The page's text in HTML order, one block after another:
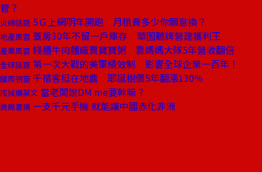
管？
火線話題 5Ｇ上網明年開跑 月租費多少你願意換？
地產風雲 蓋房30年不留一戶庫存 華固聽牌營建獲利王
產業風雲 錢櫃牛肉麵廠賣寶寶粥 靠媽媽大隊5年營收翻倍
全球話題 第一次大戰的美軍績效制 影響全球企業一百年！
國際視窗 千禧客挺在地農 耶誕樹價5年翻漲130％
戒掉爛英文 當老闆說DM me要幹嘛？
商周書摘 一支千元手機 就能讓中國赤化非洲